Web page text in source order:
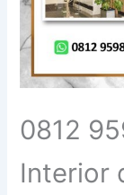
0812
Interior